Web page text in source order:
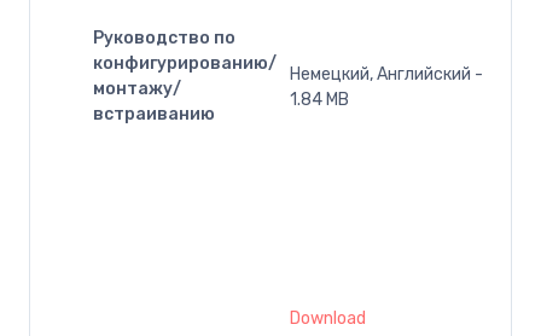
Руководство по
конфигурированию/
монтажу/
встраиванию
Немецкий, Английский -
1.84 MB
Download